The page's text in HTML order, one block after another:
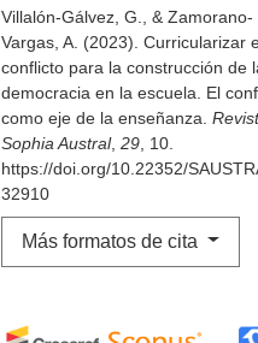
Villalón-Gálvez, G., & Zamorano-
Vargas, A. (2023). Curricularizar
conflicto para la construcción de
democracia en la escuela. El
como eje de la enseñanza.
Sophia Austral, 29 , 10.
https://doi.org/10.22352/
32910
Más formatos de cita